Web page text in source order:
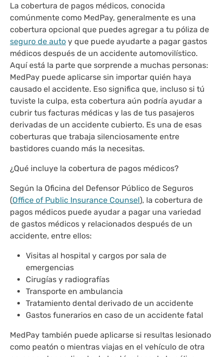
La cobertura de pagos médicos, conocida
comúnmente como MedPay, generalmente es una
cobertura opcional que puedes agregar a tu póliza de
seguro de auto y que puede ayudarte a pagar gastos
médicos después de un accidente automovilístico.
Aquí está la parte que sorprende a muchas personas:
MedPay puede aplicarse sin importar quién haya
causado el accidente. Eso significa que, incluso si tú
tuviste la culpa, esta cobertura aún podría ayudar a
cubrir tus facturas médicas y las de tus pasajeros
derivadas de un accidente cubierto. Es una de esas
coberturas que trabaja silenciosamente entre
bastidores cuando más la necesitas.
¿Qué incluye la cobertura de pagos médicos?
Según la Oficina del Defensor Público de Seguros
(Office of Public Insurance Counsel), la cobertura de
pagos médicos puede ayudar a pagar una variedad
de gastos médicos y relacionados después de un
accidente, entre ellos:
Visitas al hospital y cargos por sala de
emergencias
Cirugías y radiografías
Transporte en ambulancia
Tratamiento dental derivado de un accidente
Gastos funerarios en caso de un accidente fatal
MedPay también puede aplicarse si resultas lesionado
como peatón o mientras viajas en el vehículo de otra